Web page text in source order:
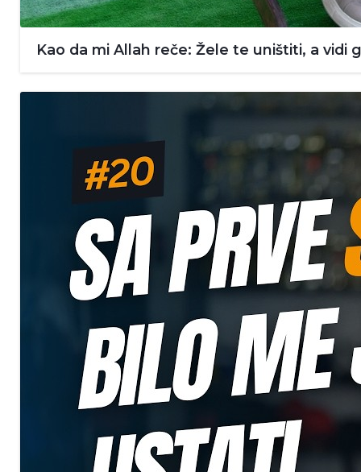
Kao da mi Allah reče: Žele te uništiti, a vidi